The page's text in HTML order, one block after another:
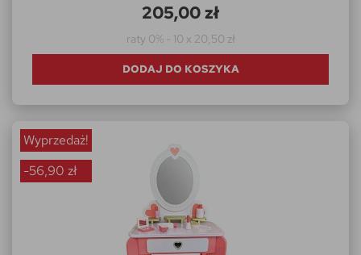
205,00 zł
raty 0% - 10 x 20,50 zł
DODAJ DO KOSZYKA
Wyprzedaż!
-56,90 zł